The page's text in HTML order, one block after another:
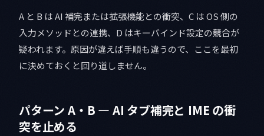
A と B は AI 補完または拡張機能との衝突、C は OS 側の
入力メソッドとの連携、D はキーバインド設定の競合が
疑われます。原因が違えば手順も違うので、ここを最初
に決めておくと回り道しません。
パターン A・B — AI タブ補完と IME の衝
突を止める